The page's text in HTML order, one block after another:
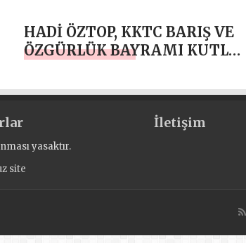
HADİ ÖZTOP, KKTC BARIŞ VE
ÖZGÜRLÜK BAYRAMI KUTLU
İletişim
yasaktır.
site